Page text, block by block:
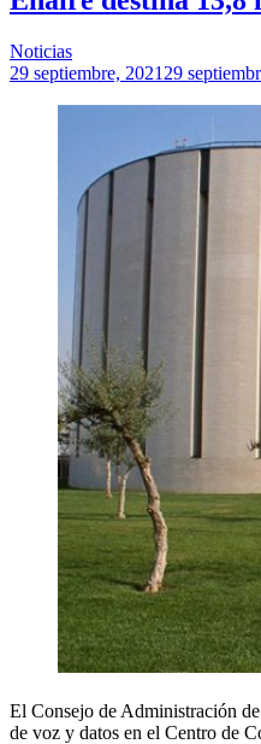
Noticias
29 septiembre, 2021 29
El Consejo de Administración
de voz y datos en el Centro de